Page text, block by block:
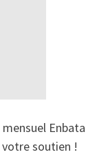
Enbata
soutien !